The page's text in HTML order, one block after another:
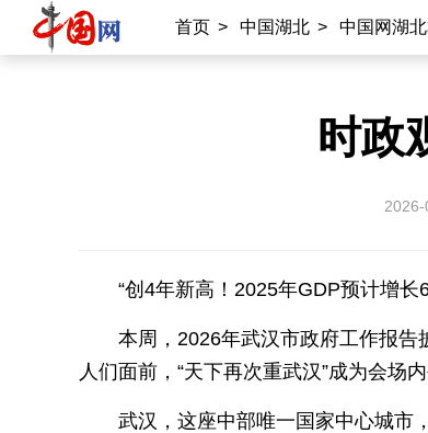
首页 > 中国湖北 > 中国网湖
时政
“创4年新高！2025年GDP预计增长
本周，2026年武汉市政府工作报
人们面前，“天下再次重武汉”成为会场内
武汉，这座中部唯一国家中心城市